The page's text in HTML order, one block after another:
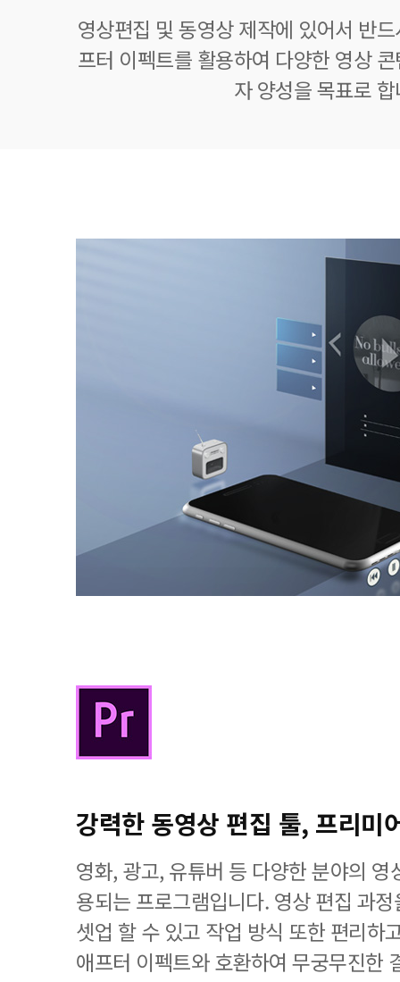
영상편집 및 동영상 제작에 있어서 반
프터 이펙트를 활용하여 다양한 영상
자 양성을 목표로
강력한 동영상 편집 툴, 프리미
영화, 광고, 유튜버 등 다양한 분야의
용되는 프로그램입니다. 영상 편집 과
셋업 할 수 있고 작업 방식 또한 편리하
애프터 이펙트와 호환하여 무궁무진한